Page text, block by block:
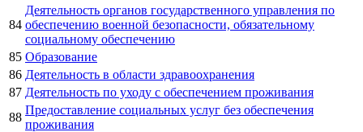
84
Деятельность органов государственного управления по
обеспечению военной безопасности, обязательному
социальному обеспечению
85 Образование
86 Деятельность в области здравоохранения
87 Деятельность по уходу с обеспечением проживания
88
Предоставление социальных услуг без обеспечения
проживания